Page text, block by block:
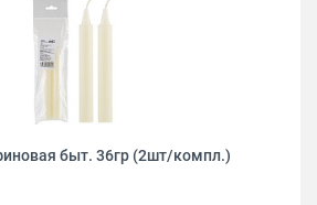
быт. 36гр (2шт/компл.)